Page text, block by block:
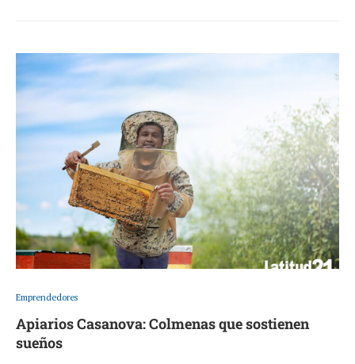
Emprendedores
Apiarios Casanova: Colmenas que sostienen
sueños